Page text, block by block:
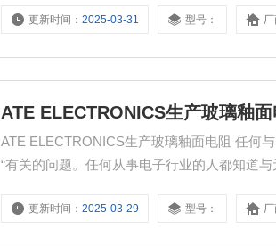
更新时间：2025-03-31 型号：
ATE ELECTRONICS生产玻璃釉面
ATE ELECTRONICS生产玻璃釉面电阻 任何
“有关的问题。任何从事电子行业的人都知道与
更新时间：2025-03-29 型号：